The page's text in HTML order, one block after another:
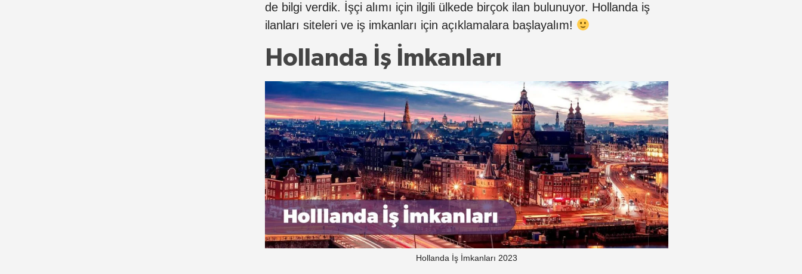
de bilgi verdik. İşçi alımı için ilgili ülkede birçok ilan bulunuyor. Hollanda iş
ilanları siteleri ve iş imkanları için açıklamalara başlayalım!
Hollanda İş İmkanları
Hollanda İş İmkanları 2023